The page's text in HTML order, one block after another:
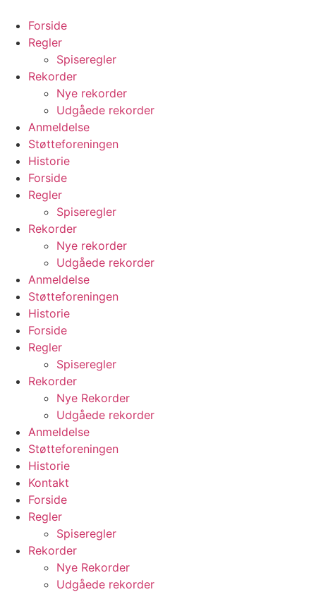
indhold
Forside
Regler
Spiseregler
Rekorder
Nye rekorder
Udgåede rekorder
Anmeldelse
Støtteforeningen
Historie
Forside
Regler
Spiseregler
Rekorder
Nye rekorder
Udgåede rekorder
Anmeldelse
Støtteforeningen
Historie
Forside
Regler
Spiseregler
Rekorder
Nye Rekorder
Udgåede rekorder
Anmeldelse
Støtteforeningen
Historie
Kontakt
Forside
Regler
Spiseregler
Rekorder
Nye Rekorder
Udgåede rekorder